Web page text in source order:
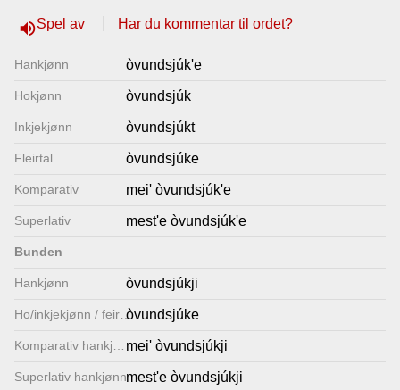
volume_upSpel av Har du kommentar til ordet?
Hankjønn òvundsjúk'e
Hokjønn òvundsjúk
Inkjekjønn òvundsjúkt
Fleirtal òvundsjúke
Komparativ mei' òvundsjúk'e
Superlativ mest'e òvundsjúk'e
Bunden
Hankjønn òvundsjúkji
Ho/inkjekjønn / feirtal
òvundsjúke
mei' òvundsjúkji
Superlativ hankjønnmest'e òvundsjúkji
Lenkjer
Kontakt
oss